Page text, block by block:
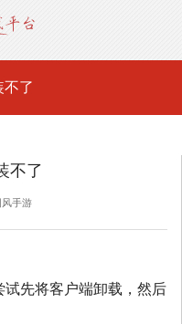
不了
不了
手游
先将客户端卸载，然后